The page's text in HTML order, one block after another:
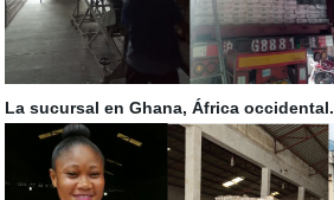
La sucursal en Ghana, África occidental.